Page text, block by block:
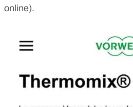
online).